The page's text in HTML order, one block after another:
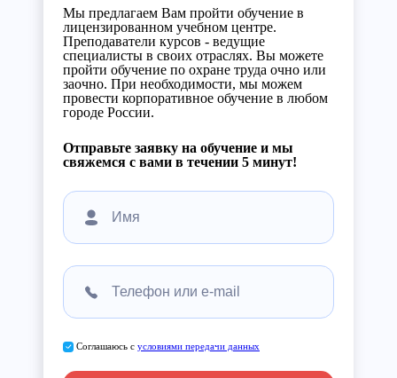
Мы предлагаем Вам пройти обучение в
лицензированном учебном центре.
Преподаватели курсов - ведущие
специалисты в своих отраслях. Вы можете
пройти обучение по охране труда очно или
заочно. При необходимости, мы можем
провести корпоративное обучение в любом
городе России.
Отправьте заявку на обучение и мы
свяжемся с вами в течении 5 минут!
Соглашаюсь с условиями передачи данных